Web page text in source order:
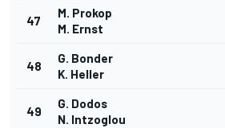
47
M. Prokop
M. Ernst
48
G. Bonder
K. Heller
49
G. Dodos
N. Intzoglou